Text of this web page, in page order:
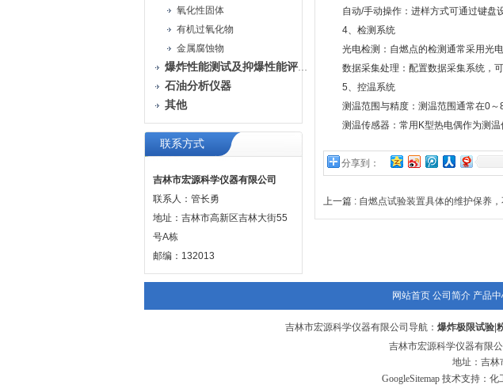
氧化性固体
有机过氧化物
金属腐蚀物
爆炸性能测试及抑爆性能评定装置
石油分析仪器
其他
联系方式
吉林市宏源科学仪器有限公司
联系人：管长勇
地址：吉林市高新区吉林大街55
号A栋
邮编：132013
自动/手动操作：进样方式可通过键盘设
4、检测系统
光电检测：自燃点的检测通常采用光电
数据采集处理：配置数据采集系统，可
5、控温系统
测温范围与精度：测温范围通常在0～
测温传感器：常用K型热电偶作为测温
分享到：
上一篇 : 自燃点试验装置具体的维护保养，
网站首页 公司简介 产品
吉林市宏源科学仪器有限公司导航： 爆炸极限试验
吉林市宏源科学仪器有限
地址：吉林
GoogleSitemap 技术支持：化